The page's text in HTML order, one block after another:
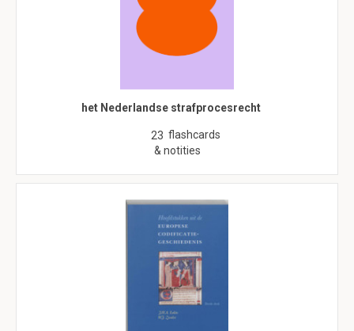
het Nederlandse strafprocesrecht
23 flashcards
& notities